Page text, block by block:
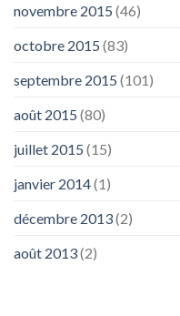
novembre 2015 (46)
octobre 2015 (83)
septembre 2015 (101)
août 2015 (80)
juillet 2015 (15)
janvier 2014(1)
décembre 2013(2)
août 2013(2)